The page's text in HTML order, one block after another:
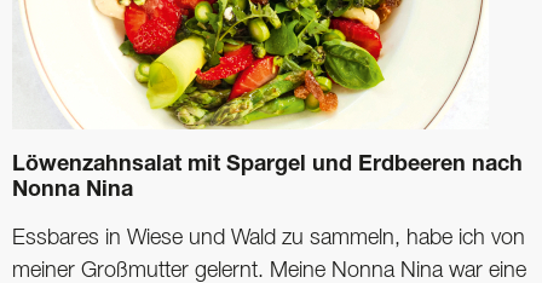
Löwenzahnsalat mit Spargel und Erdbeeren nach
Nonna Nina
Essbares in Wiese und Wald zu sammeln, habe ich von
meiner Großmutter gelernt. Meine Nonna Nina war eine